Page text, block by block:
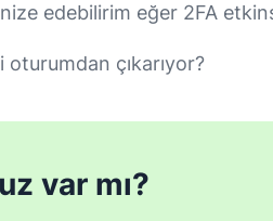
edebilirim eğer 2FA
çıkarıyor?
var mı?